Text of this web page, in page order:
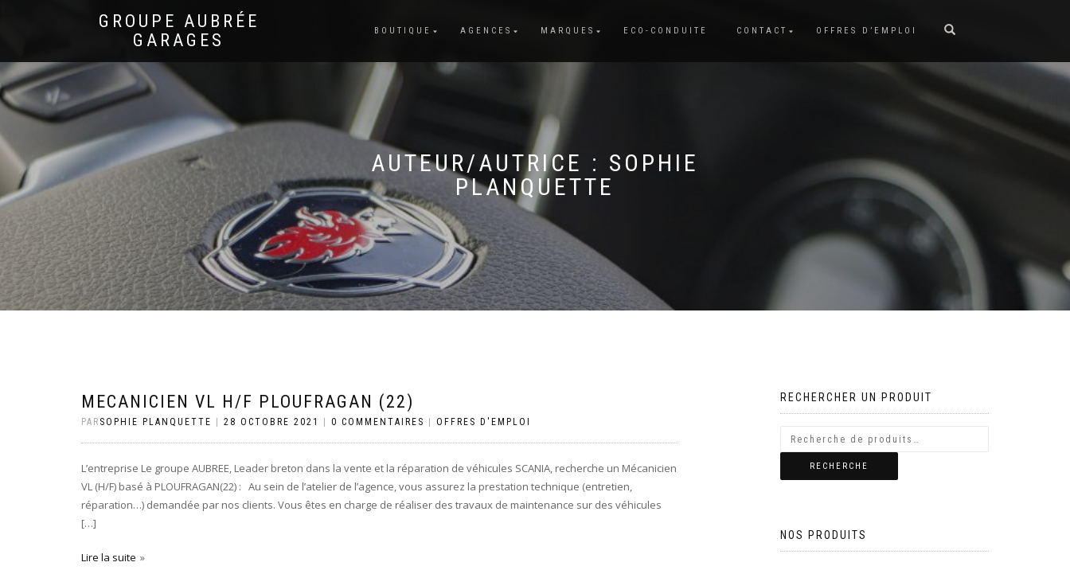
GROUPE AUBRÉE
GARAGES
BOUTIQUE AGENCES MARQUES ECO-CONDUITE CONTACT OFFRES D’EMPLOI
AUTEUR/AUTRICE : SOPHIE
PLANQUETTE
MECANICIEN VL H/F PLOUFRAGAN (22)
PAR SOPHIE PLANQUETTE 28 OCTOBRE 2021 0 COMMENTAIRES OFFRES D'EMPLOI
L’entreprise Le groupe AUBREE, Leader breton dans la vente et la réparation de véhicules SCANIA, recherche un Mécanicien
VL (H/F) basé à PLOUFRAGAN(22) : Au sein de l’atelier de l’agence, vous assurez la prestation technique (entretien,
réparation…) demandée par nos clients. Vous êtes en charge de réaliser des travaux de maintenance sur des véhicules
[…]
Lire la suite
RECHERCHER UN PRODUIT
RECHERCHE
NOS PRODUITS